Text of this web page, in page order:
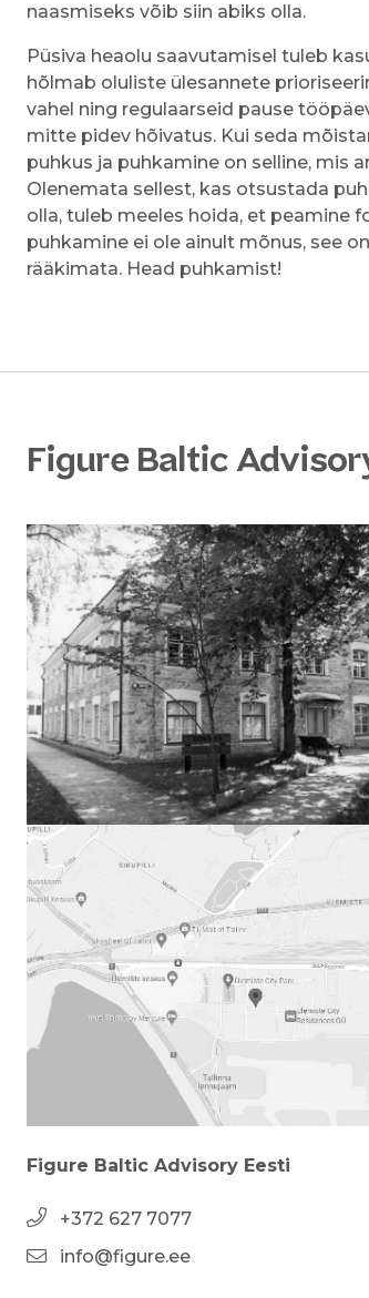
naasmiseks võib siin abiks olla.
Püsiva heaolu saavutamisel tuleb
hõlmab oluliste ülesannete
vahel ning regulaarseid pause
mitte pidev hõivatus. Kui seda
puhkus ja puhkamine on selline, mis
Olenemata sellest, kas otsustada
olla, tuleb meeles hoida, et peamine
puhkamine ei ole ainult mõnus, see
rääkimata. Head puhkamist!
Figure Baltic
Figure Baltic Advisory Eesti
+372 627 7077
info@figure.ee